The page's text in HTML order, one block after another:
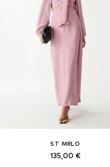
ST MRLO
135,00 €